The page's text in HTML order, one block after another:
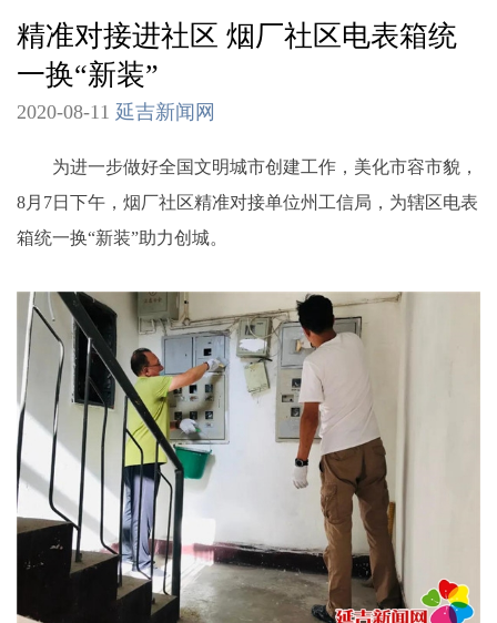
精准对接进社区 烟厂社区电表箱统
一换“新装”
2020-08-11 延吉新闻网
为进一步做好全国文明城市创建工作，美化市容市貌，
8月7日下午，烟厂社区精准对接单位州工信局，为辖区电表
箱统一换“新装”助力创城。